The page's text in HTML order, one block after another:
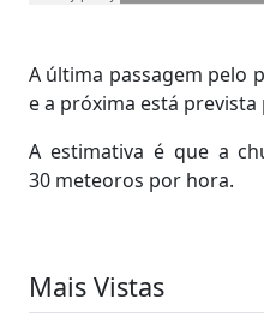
A última passagem pelo
e a próxima está prevista
A estimativa é que a
30 meteoros por hora.
Mais Vistas